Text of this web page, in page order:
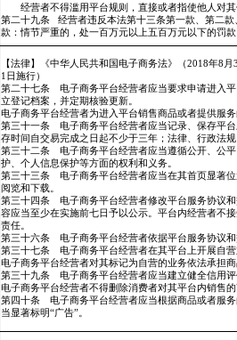
经营者不得滥用平台规则，直接或者指使他人对其
第二十九条
经营者违反本法第十三条第一款、第二
款：情节严重的，处一百万元以上五百万元以下的罚
【法律】《中华人民共和国电子商务法》（2018年8
1日施行）
第二十七条 电子商务平台经营者应当要求申请进入
立登记档案，并定期核验更新。
电子商务平台经营者为进入平台销售商品或者提供服
第三十一条 电子商务平台经营者应当记录、保存平
存时间自交易完成之日起不少于三年；法律、行政法
第三十二条 电子商务平台经营者应当遵循公开、公
护、个人信息保护等方面的权利和义务。
第三十三条 电子商务平台经营者应当在其首页显著
阅览和下载。
第三十四条 电子商务平台经营者修改平台服务协议
容应当至少在实施前七日予以公示。平台内经营者不
责任。
第三十六条 电子商务平台经营者依据平台服务协议
第三十七条 电子商务平台经营者在其平台上开展自
电子商务平台经营者对其标记为自营的业务依法承担
第三十九条 电子商务平台经营者应当建立健全信用
电子商务平台经营者不得删除消费者对其平台内销售
第四十条 电子商务平台经营者应当根据商品或者服
当显著标明“广告”。